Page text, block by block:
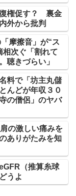
権促す？ 裏金
外から批判
摩擦音」が“ス
相次ぐ「割れて
聴きづらい」
料で「坊主丸儲
んどが年収３０
の僧侶」のヤバ
の激しい痛みを
ありがたみを知
（推算糸球
うよ